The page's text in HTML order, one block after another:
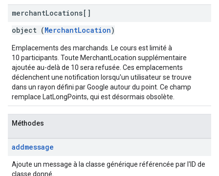
merchantLocations[]
object (MerchantLocation)
Emplacements des marchands. Le cours est limité à
10 participants. Toute MerchantLocation supplémentaire
ajoutée au-delà de 10 sera refusée. Ces emplacements
déclenchent une notification lorsqu'un utilisateur se trouve
dans un rayon défini par Google autour du point. Ce champ
remplace LatLongPoints, qui est désormais obsolète.
Méthodes
addmessage
Ajoute un message à la classe générique référencée par l'ID de
classe donné.